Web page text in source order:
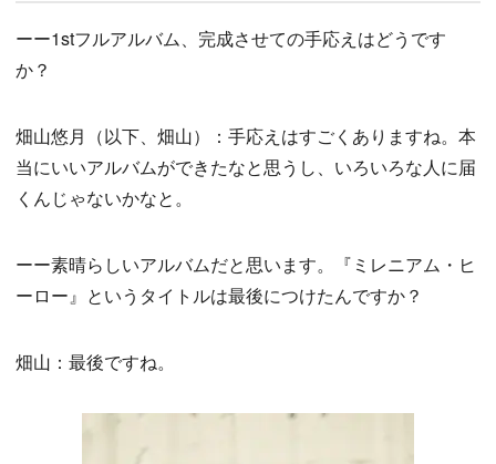
ーー1stフルアルバム、完成させての手応えはどうです
か？
畑山悠月（以下、畑山）：手応えはすごくありますね。本
当にいいアルバムができたなと思うし、いろいろな人に届
くんじゃないかなと。
ーー素晴らしいアルバムだと思います。『ミレニアム・ヒ
ーロー』というタイトルは最後につけたんですか？
畑山：最後ですね。